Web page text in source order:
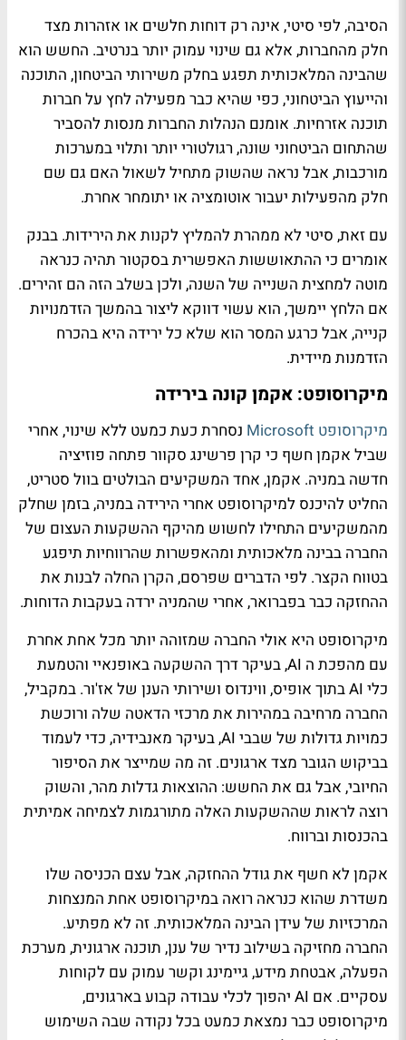
הסיבה, לפי סיטי, אינה רק דוחות חלשים או אזהרות מצד
חלק מהחברות, אלא גם שינוי עמוק יותר בנרטיב. החשש הוא
שהבינה המלאכותית תפגע בחלק משירותי הביטחון, התוכנה
והייעוץ הביטחוני, כפי שהיא כבר מפעילה לחץ על חברות
תוכנה אזרחיות. אומנם הנהלות החברות מנסות להסביר
שהתחום הביטחוני שונה, רגולטורי יותר ותלוי במערכות
מורכבות, אבל נראה שהשוק מתחיל לשאול האם גם שם
חלק מהפעילות יעבור אוטומציה או יתומחר אחרת.
עם זאת, סיטי לא ממהרת להמליץ לקנות את הירידות. בבנק
אומרים כי ההתאוששות האפשרית בסקטור תהיה כנראה
מוטה למחצית השנייה של השנה, ולכן בשלב הזה הם זהירים.
אם הלחץ יימשך, הוא עשוי דווקא ליצור בהמשך הזדמנויות
קנייה, אבל כרגע המסר הוא שלא כל ירידה היא בהכרח
הזדמנות מיידית.
מיקרוסופט: אקמן קונה בירידה
מיקרוסופט Microsoft
נסחרת כעת כמעט ללא שינוי, אחרי
שביל אקמן חשף כי קרן פרשינג סקוור פתחה פוזיציה
חדשה במניה. אקמן, אחד המשקיעים הבולטים בוול סטריט,
החליט להיכנס למיקרוסופט אחרי הירידה במניה, בזמן שחלק
מהמשקיעים התחילו לחשוש מהיקף ההשקעות העצום של
החברה בבינה מלאכותית ומהאפשרות שהרווחיות תיפגע
בטווח הקצר. לפי הדברים שפרסם, הקרן החלה לבנות את
ההחזקה כבר בפברואר, אחרי שהמניה ירדה בעקבות הדוחות.
מיקרוסופט היא אולי החברה שמזוהה יותר מכל אחת אחרת
עם מהפכת ה AI, בעיקר דרך ההשקעה באופנאיי והטמעת
כלי AI בתוך אופיס, ווינדוס ושירותי הענן של אז'ור. במקביל,
החברה מרחיבה במהירות את מרכזי הדאטה שלה ורוכשת
כמויות גדולות של שבבי AI, בעיקר מאנבידיה, כדי לעמוד
בביקוש הגובר מצד ארגונים. זה מה שמייצר את הסיפור
החיובי, אבל גם את החשש: ההוצאות גדלות מהר, והשוק
רוצה לראות שההשקעות האלה מתורגמות לצמיחה אמיתית
בהכנסות וברווח.
אקמן לא חשף את גודל ההחזקה, אבל עצם הכניסה שלו
משדרת שהוא כנראה רואה במיקרוסופט אחת המנצחות
המרכזיות של עידן הבינה המלאכותית. זה לא מפתיע.
החברה מחזיקה בשילוב נדיר של ענן, תוכנה ארגונית, מערכת
הפעלה, אבטחת מידע, גיימינג וקשר עמוק עם לקוחות
עסקיים. אם AI יהפוך לכלי עבודה קבוע בארגונים,
מיקרוסופט כבר נמצאת כמעט בכל נקודה שבה השימוש